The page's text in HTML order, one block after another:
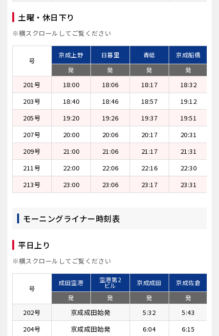
土曜・休日下り
※横スクロールしてご覧ください
号
京成上野 日暮里 青砥 京成船橋
発
発 発 発
201号 18:00 18:06 18:17
18:32
203号
18:40 18:46 18:57
19:12
205号
19:20 19:26 19:37
19:51
207号
20:00 20:06 20:17
20:31
209号
21:00 21:06 21:17
21:31
211号
22:00 22:06 22:16
22:30
213号
23:00 23:06 23:17 23:31
モーニングライナー時刻表
平日上り
※横スクロールしてご覧ください
号
成田空港 空港第2
ビル 京成成田 京成佐倉
発
発 発 発
202号 京成成田始発 5:32
5:43
204号
京成成田始発 6:04
6:15